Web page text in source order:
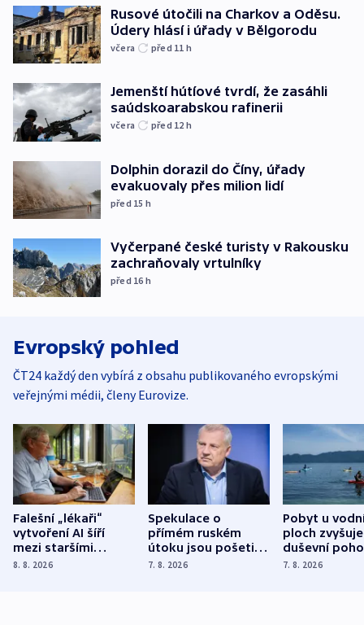
Rusové útočili na Charkov a Oděsu.
Údery hlásí i úřady v Bělgorodu
včera před 11 h
Jemenští hútíové tvrdí, že zasáhli
saúdskoarabskou rafinerii
včera před 12 h
Dolphin dorazil do Číny, úřady
evakuovaly přes milion lidí
před 15 h
Vyčerpané české turisty v Rakousku
zachraňovaly vrtulníky
před 16 h
Evropský pohled
ČT24 každý den vybírá z obsahu publikovaného evropskými
veřejnými médii, členy Eurovize.
Falešní „lékaři“
vytvoření AI šíří
mezi staršími
Poláky nebezpečné
8. 8. 2026
Spekulace o
přímém ruském
útoku jsou pošetilé,
míní estonský
7. 8. 2026
Pobyt u
ploch zvyšuje
duševní
ukázala
7. 8. 2026